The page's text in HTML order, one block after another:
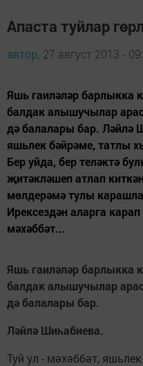
Апаста туйлар
автор, 27 август 2013 -
Яшь гаиләләр барлыкка
балдак алышучылар
дә балалары бар. Ләйлә
яшьлек бәйрәме, татлы
Бер уйда, бер теләктә
җитәкләшеп атлап
мөлдерәмә тулы
Ирексездән аларга
мәхәббәт...
Яшь гаиләләр барлыкка
балдак алышучылар
дә балалары бар.
Ләйлә Шиһабиева.
Туй ул - мәхәббәт,